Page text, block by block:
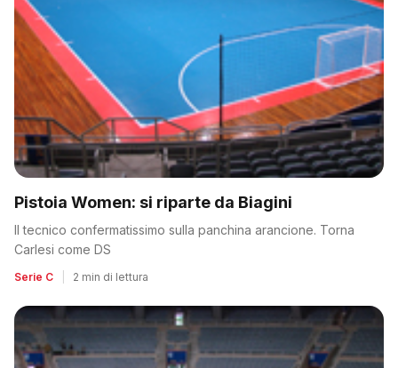
Pistoia Women: si riparte da Biagini
Il tecnico confermatissimo sulla panchina arancione. Torna
Carlesi come DS
Serie C 2 min di lettura